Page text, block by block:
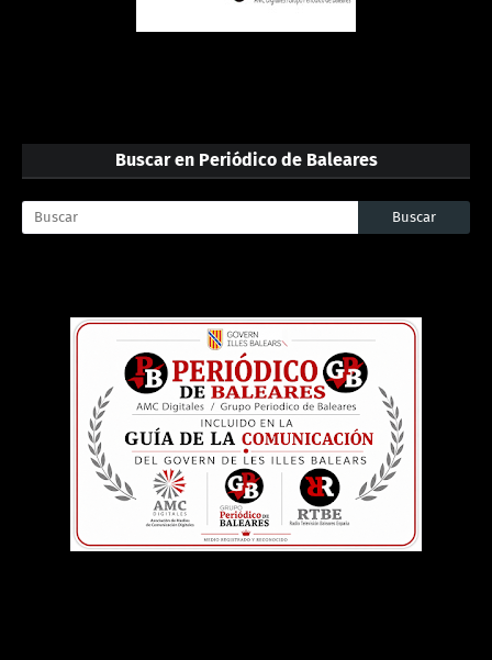
Buscar en Periódico de Baleares